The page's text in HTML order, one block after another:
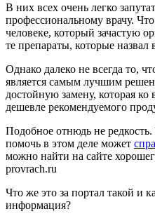
В них всех очень легко
профессиональному врачу.
человеке, который зачастую
те препараты, которые назвал
Однако далеко не всегда то,
является самым лучшим
достойную замену, которая
дешевле рекомендуемого
Подобное отнюдь не
помочь в этом деле может
можно найти на сайте
provrach.ru
Что же это за портал такой и
информация?